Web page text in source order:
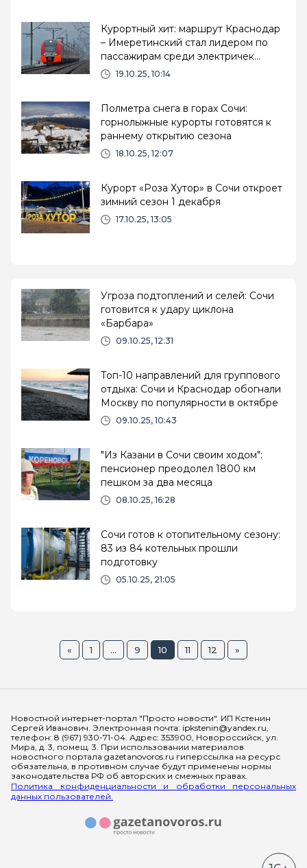
Курортный хит: маршрут Краснодар
– Имеретинский стал лидером по
пассажирам среди электричек
Кубани
19.10.25, 10:14
Полметра снега в горах Сочи:
горнолыжные курорты готовятся к
раннему открытию сезона
18.10.25, 12:07
Курорт «Роза Хутор» в Сочи откроет
зимний сезон 1 декабря
17.10.25, 13:05
Угроза подтоплений и селей: Сочи
готовится к удару циклона
«Барбара»
09.10.25, 12:31
Топ-10 направлений для группового
отдыха: Сочи и Краснодар обогнали
Москву по популярности в октябре
09.10.25, 10:43
"Из Казани в Сочи своим ходом":
пенсионер преодолел 1800 км
пешком за два месяца
08.10.25, 16:28
Сочи готов к отопительному сезону:
83 из 84 котельных прошли
подготовку
05.10.25, 21:05
« 1 ... 9 10 11 12 »
Новостной интернет-портал "Просто новости". ИП Кстенин
Сергей Иванович. Электронная почта: ipkstenin@yandex.ru,
телефон: 8 (967) 930-71-04. Адрес: 353900, Новороссийск, ул.
Мира, д. 3, помещ. 3. При использовании материалов
новостного портала gazetanovoros.ru гиперссылка на ресурс
обязательна, в противном случае будут применены нормы
законодательства РФ об авторских и смежных правах.
Политика конфиденциальности и обработки персональных
данных пользователей.